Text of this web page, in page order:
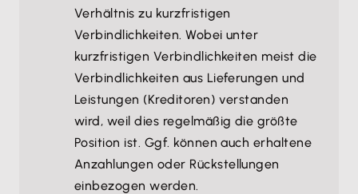
Verhältnis zu kurzfristigen
Verbindlichkeiten. Wobei unter
kurzfristigen Verbindlichkeiten meist die
Verbindlichkeiten aus Lieferungen und
Leistungen (Kreditoren) verstanden
wird, weil dies regelmäßig die größte
Position ist. Ggf. können auch erhaltene
Anzahlungen oder Rückstellungen
einbezogen werden.